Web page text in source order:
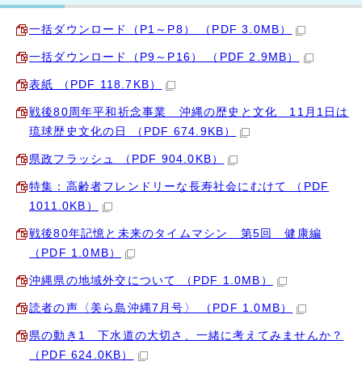
一括ダウンロード（P1～P8） （PDF 3.0MB）
一括ダウンロード（P9～P16） （PDF 2.9MB）
表紙 （PDF 118.7KB）
戦後80周年平和祈念事業 沖縄の歴史と文化 11月1日は
琉球歴史文化の日 （PDF 674.9KB）
県政フラッシュ （PDF 904.0KB）
特集：高齢者フレンドリーな長寿社会にむけて （PDF
1011.0KB）
戦後80年記憶と未来のタイムマシン 第5回 健康編
（PDF 1.0MB）
沖縄県の地域外交について （PDF 1.0MB）
読者の声〈美ら島沖縄7月号〉 （PDF 1.0MB）
県の動き1 下水道の大切さ、一緒に考えてみませんか？
（PDF 624.0KB）